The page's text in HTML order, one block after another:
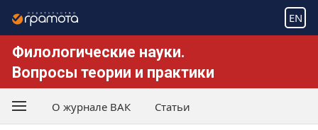
EN
Филологические науки.
Вопросы теории и практики
О журнале ВАК Статьи